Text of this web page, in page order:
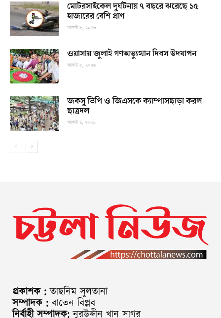
মোটরসাইকেল দুর্ঘটনায় ৭ বছরে ঝরেছে ১৫
হাজারের বেশি প্রাণ
আগস্ট ৮, ২০২৬
ওয়াসায় জুলাই গণঅভ্যুত্থান দিবস উদযাপন
আগস্ট ৫, ২০২৬
জকসু ভিপি ও জিএসকে ক্যাম্পাসছাড়া করল
ছাত্রদল
আগস্ট ৪, ২০২৬
প্রকাশক : তাছনিম সুলতানা
সম্পাদক : বাতেন বিপ্লব
নির্বাহী সম্পাদক: নুরউদ্দীন খান সাগর